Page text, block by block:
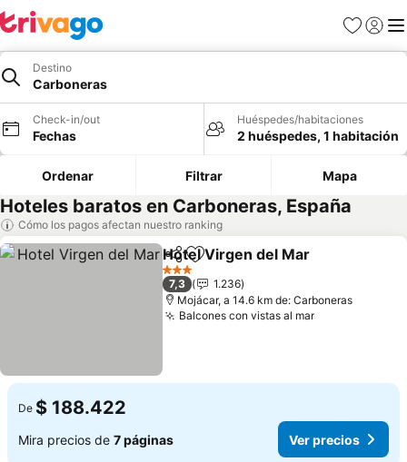
Favoritos
Iniciar
Destino
Carboneras
Check-in/out
Fechas
Huéspedes/habitaciones
2 huéspedes, 1 habitación
Ordenar Filtrar Mapa
Hoteles baratos en Carboneras, España
Cómo los pagos afectan nuestro ranking
CompartirAgregar a favoritos
Hotel Virgen del Mar
3 Estrellas
7,3
1.236
Mojácar, a 14.6 km de: Carboneras
Balcones con vistas al mar
De $ 188.422
Mira precios de 7 páginas Ver precios